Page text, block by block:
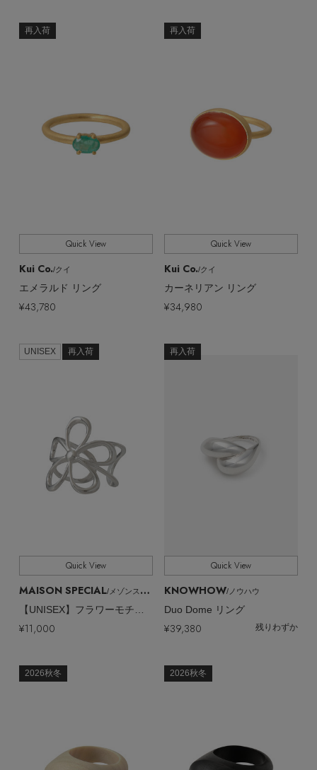
再入荷
Quick View
Kui Co./クイ
エメラルド リング
¥43,780
再入荷
Quick View
Kui Co./クイ
カーネリアン リング
¥34,980
UNISEX 再入荷
Quick View
MAISON SPECIAL/メゾンスペシャル
¥11,000
再入荷
Quick View
KNOWHOW/ノウハウ
Duo Dome リング
¥39,380 残りわずか
2026秋冬 2026秋冬